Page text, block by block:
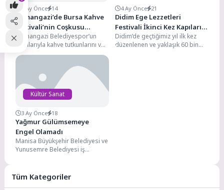
3 Ay Önce 14
Osmangazi’de Bursa Kahve
Festivali’nin Coşkusu
Başladı
Osmangazi Belediyespor’un
katkılarıyla kahve tutkunlarını ve
müziği bir araya getiren Bursa
Kahve Festivali, yoğun bir...
4 Ay Önce 21
Didim Ege Lezzetleri
Festivali İkinci Kez Kapılarını
Açıyor
Didim’de geçtiğimiz yıl ilk kez
düzenlenen ve yaklaşık 60 bin
Kültür Sanat
3 Ay Önce 18
Yağmur Gülümsemeye
Engel Olamadı
Manisa Büyükşehir Belediyesi ve
Yunusemre Belediyesi iş
Ortaköy’de...
Tüm Kategoriler